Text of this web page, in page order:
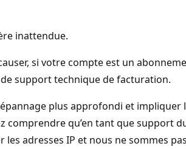
inattendue.
si votre compte est un
support technique de facturation.
plus approfondi et impliquer
qu’en tant que support
adresses IP et nous ne sommes